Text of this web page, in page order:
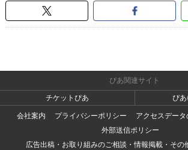
ぴあ関連サイト
チケットぴあ
ぴ
会社案内
プライバシーポリシー
アクセスデー
外部送信ポリシー
広告出稿・お取り組みのご相談・情報掲載・その